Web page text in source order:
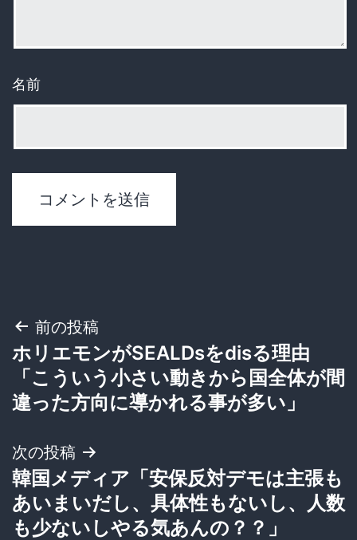
名前
投
稿
ナ
ビ
ゲ
ー
前の投稿
ホリエモンがSEALDsをdisる理由
「こういう小さい動きから国全体が間
違った方向に導かれる事が多い」
次の投稿
韓国メディア「安保反対デモは主張も
あいまいだし、具体性もないし、人数
も少ないしやる気あんの？？」